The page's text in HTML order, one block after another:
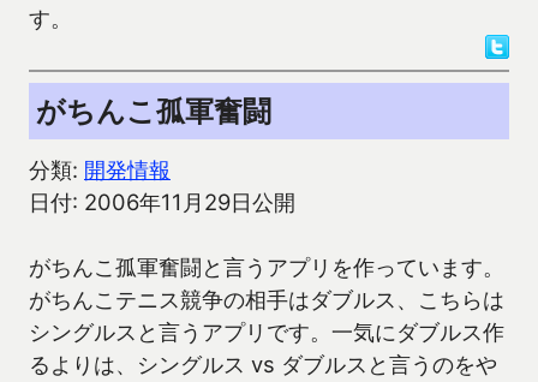
す。
がちんこ孤軍奮闘
分類: 開発情報
日付: 2006年11月29日公開
がちんこ孤軍奮闘と言うアプリを作っています。
がちんこテニス競争の相手はダブルス、こちらは
シングルスと言うアプリです。一気にダブルス作
るよりは、シングルス vs ダブルスと言うのをや